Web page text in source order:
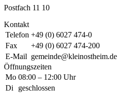
Postfach 11 10
Kontakt
Telefon +49 (0) 6027 474-0
Fax
+49 (0) 6027 474-200
E-Mail gemeinde@kleinostheim.de
Öffnungszeiten
Mo 08:00 – 12:00 Uhr
Di
geschlossen